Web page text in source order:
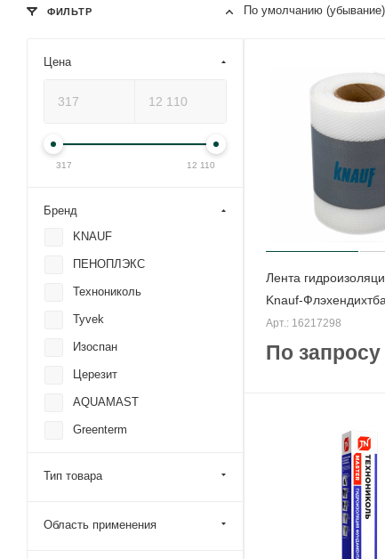
По умолчанию (убывание)
Лента
Knauf-
Арт.: 16217298
По запросу
ФИЛЬТР
Цена
317 12 110
Бренд
KNAUF
ПЕНОПЛЭКС
Технониколь
Tyvek
Изоспан
Церезит
AQUAMAST
Greenterm
PLASTFOIL
Тип товара
Область применения